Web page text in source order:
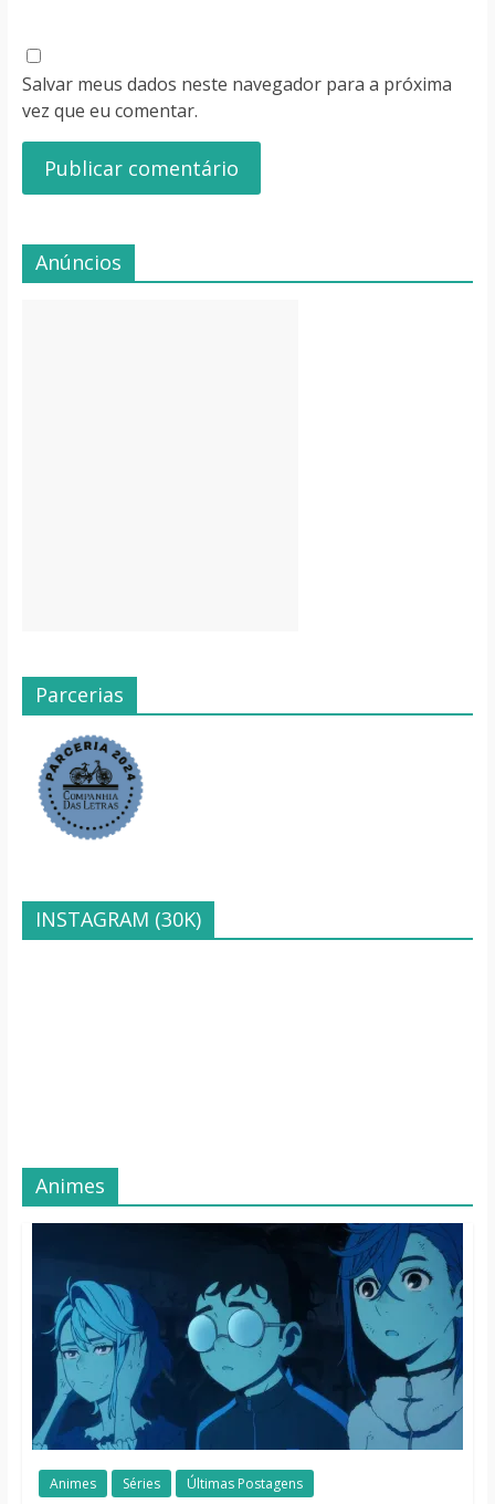
Salvar meus dados neste navegador para a próxima
vez que eu comentar.
Anúncios
Parcerias
INSTAGRAM (30K)
Animes
Animes Séries Últimas Postagens